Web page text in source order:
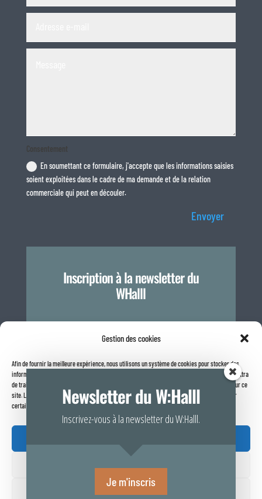
Gestion des cookies
Afin de fournir la meilleure expérience, nous utilisons un système de cookies pour stocker des
informations sur votre navigateur internet. Le fait de consentir à ces technologies nous permettra
de traiter des données telles que le comportement de navigation ou les identifiants uniques sur ce
site. Le fait de ne pas consentir ou de retirer son consentement peut avoir un effet négatif sur
certaines caractéristiques et fonctions.
Consentement
En soumettant ce formulaire, j'accepte que les informations saisies
soient exploitées dans le cadre de ma demande et de la relation
commerciale qui peut en découler.
Envoyer
Inscription à la newsletter du
WHalll
Je m'inscris
Rapport de transparence 2025
Newsletter du W:Halll
Inscrivez-vous à la newsletter du W:Halll.
Je m'inscris